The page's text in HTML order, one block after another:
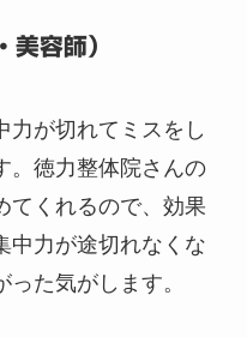
容師）
力が切れてミスをし
。徳力整体院さんの
てくれるので、効果
中力が途切れなくな
た気がします。